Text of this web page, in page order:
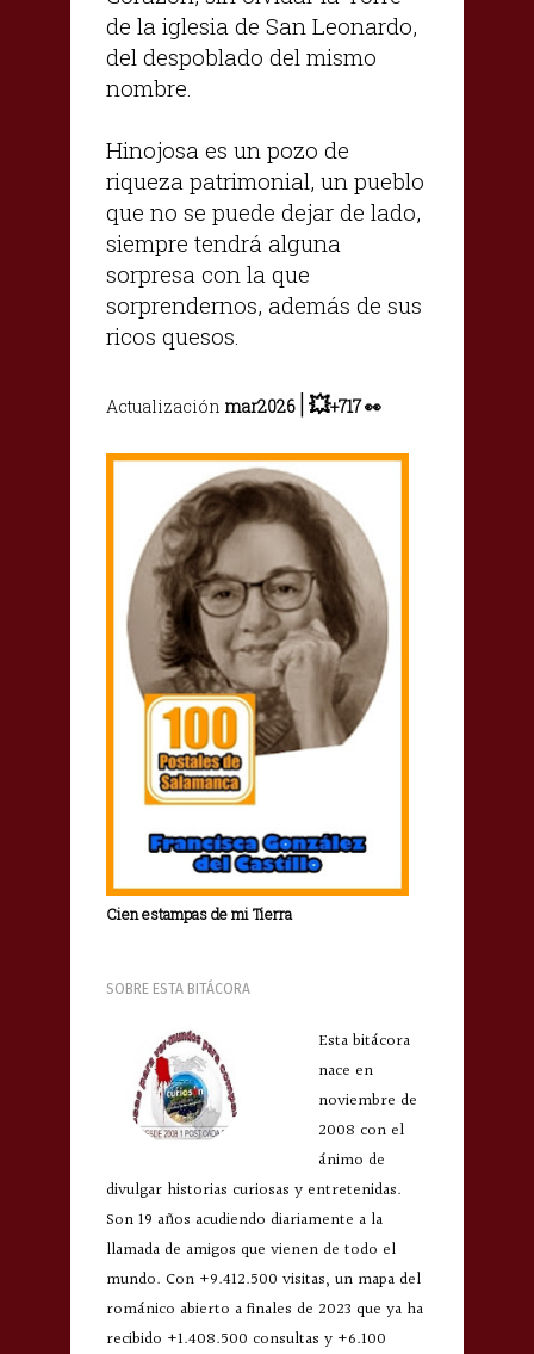
de la iglesia de San Leonardo,
del despoblado del mismo
nombre.
Hinojosa es un pozo de
riqueza patrimonial, un pueblo
que no se puede dejar de lado,
siempre tendrá alguna
sorpresa con la que
sorprendernos, además de sus
ricos quesos.
Actualización mar2026 |💥+717 👀
Cien estampas de mi Tierra
SOBRE ESTA BITÁCORA
Esta bitácora
nace en
noviembre de
2008 con el
ánimo de
divulgar historias curiosas y entretenidas.
Son 19 años acudiendo diariamente a la
llamada de amigos que vienen de todo el
mundo. Con +9.412.500 visitas, un mapa del
románico abierto a finales de 2023 que ya ha
recibido +1.408.500 consultas y +6.100